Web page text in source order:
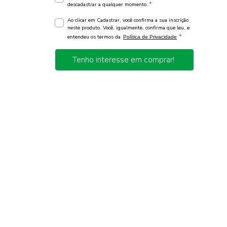
descadastrar a qualquer momento. *
Ao clicar em Cadastrar, você confirma a sua inscrição
neste produto. Você, igualmente, confirma que leu, e
entendeu os termos da Política de Privacidade *
Tenho interesse em comprar!